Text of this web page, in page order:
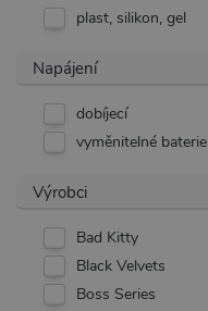
plast, silikon, gel
Napájení
dobíjecí
vyměnitelné baterie
Výrobci
Bad Kitty
Black Velvets
Boss Series